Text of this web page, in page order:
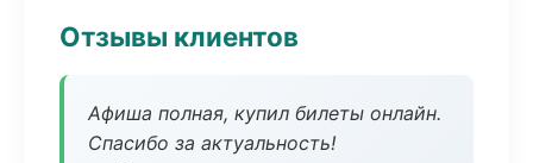
Отзывы клиентов
Афиша полная, купил билеты онлайн.
Спасибо за актуальность!